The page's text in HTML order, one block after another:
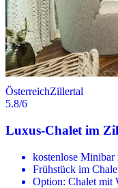
ÖsterreichZillertal
5.8/6
Luxus-Chalet im
kostenlose
Frühstück im
Option: Chalet mit